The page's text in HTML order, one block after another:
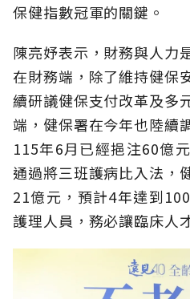
保健指數冠軍的關鍵。
陳亮妤表示，財務與人力
在財務端，除了維持健保
續研議健保支付改革及多
端，健保署在今年也陸續
115年6月已經挹注60億
通過將三班護病比入法，
21億元，預計4年達到
護理人員，務必讓臨床人